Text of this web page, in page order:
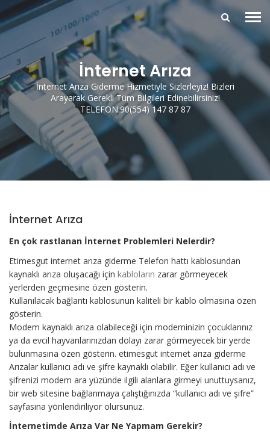
İnternet Arıza
İnternet Arıza Giderme Hizmetiyle Sizlerleyiz! Bizleri
Arayarak Gerekli Tüm Bilgileri Edinebilirsiniz!
TELEFON:90(554) 147 87 87
İnternet Arıza
En çok rastlanan İnternet Problemleri Nelerdir?
Etimesgut internet arıza giderme Telefon hattı kablosundan
kaynaklı arıza oluşacağı için kabloların zarar görmeyecek
yerlerden geçmesine özen gösterin.
Kullanılacak bağlantı kablosunun kaliteli bir kablo olmasına özen
gösterin.
Modem kaynaklı arıza olabileceği için modeminizin çocuklarınız
ya da evcil hayvanlarınızdan dolayı zarar görmeyecek bir yerde
bulunmasına özen gösterin. etimesgut internet arıza giderme
Arızalar kullanıcı adı ve şifre kaynaklı olabilir. Eğer kullanıcı adı ve
şifrenizi modem ara yüzünde ilgili alanlara girmeyi unuttuysanız,
bir web sitesine bağlanmaya çalıştığınızda “kullanıcı adı ve şifre”
sayfasına yönlendiriliyor olursunuz.
İnternetimde Arıza Var Ne Yapmam Gerekir?